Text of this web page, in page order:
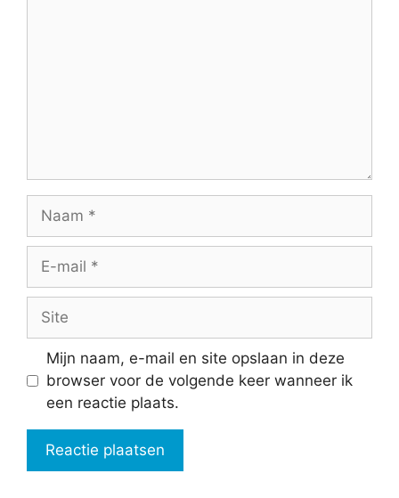
mail
Mijn naam, e-mail en site opslaan in deze
browser voor de volgende keer wanneer ik
een reactie plaats.